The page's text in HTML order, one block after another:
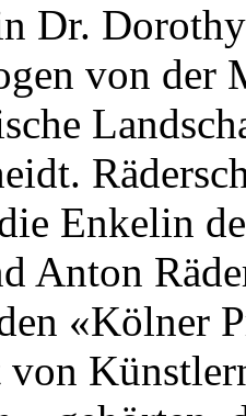
Dr.
von der
Enkelin
Anton
«Kölner
von